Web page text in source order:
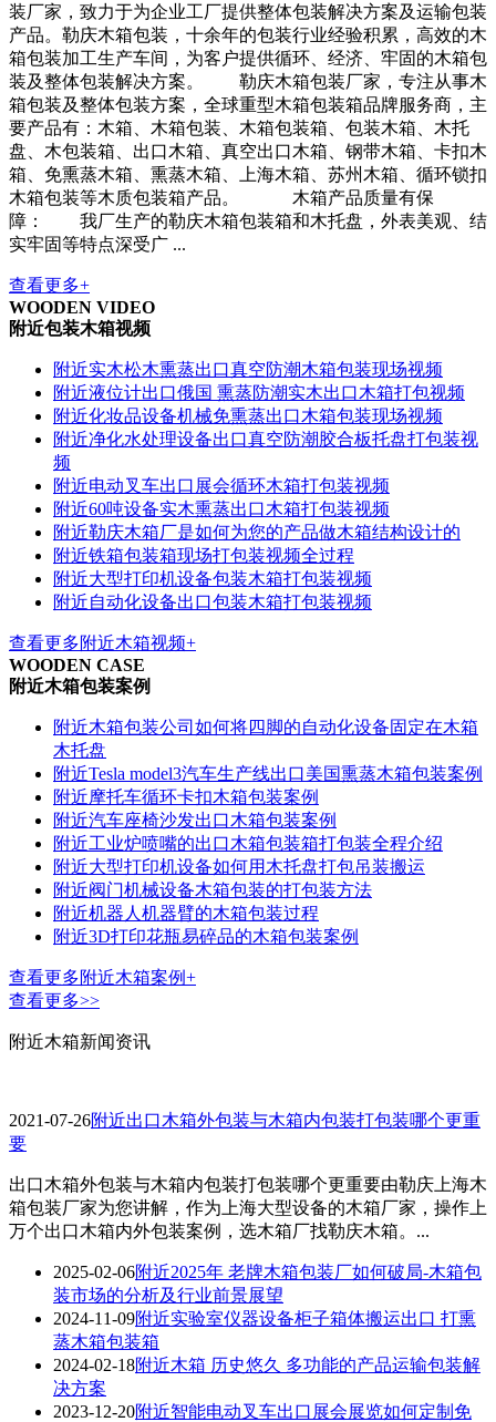
装厂家，致力于为企业工厂提供整体包装解决方案及运输包装
产品。勒庆木箱包装，十余年的包装行业经验积累，高效的木
箱包装加工生产车间，为客户提供循环、经济、牢固的木箱包
装及整体包装解决方案。 勒庆木箱包装厂家，专注从事木
箱包装及整体包装方案，全球重型木箱包装箱品牌服务商，主
要产品有：木箱、木箱包装、木箱包装箱、包装木箱、木托
盘、木包装箱、出口木箱、真空出口木箱、钢带木箱、卡扣木
箱、免熏蒸木箱、熏蒸木箱、上海木箱、苏州木箱、循环锁扣
木箱包装等木质包装箱产品。 木箱产品质量有保
障： 我厂生产的勒庆木箱包装箱和木托盘，外表美观、结
实牢固等特点深受广 ...
查看更多+
WOODEN VIDEO
附近包装木箱视频
附近实木松木熏蒸出口真空防潮木箱包装现场视频
附近液位计出口俄国 熏蒸防潮实木出口木箱打包视频
附近化妆品设备机械免熏蒸出口木箱包装现场视频
附近净化水处理设备出口真空防潮胶合板托盘打包装视
频
附近电动叉车出口展会循环木箱打包装视频
附近60吨设备实木熏蒸出口木箱打包装视频
附近勒庆木箱厂是如何为您的产品做木箱结构设计的
附近铁箱包装箱现场打包装视频全过程
附近大型打印机设备包装木箱打包装视频
附近自动化设备出口包装木箱打包装视频
查看更多附近木箱视频+
WOODEN CASE
附近木箱包装案例
附近木箱包装公司如何将四脚的自动化设备固定在木箱
木托盘
附近Tesla model3汽车生产线出口美国熏蒸木箱包装案例
附近摩托车循环卡扣木箱包装案例
附近汽车座椅沙发出口木箱包装案例
附近工业炉喷嘴的出口木箱包装箱打包装全程介绍
附近大型打印机设备如何用木托盘打包吊装搬运
附近阀门机械设备木箱包装的打包装方法
附近机器人机器臂的木箱包装过程
附近3D打印花瓶易碎品的木箱包装案例
查看更多附近木箱案例+
查看更多>>
附近木箱新闻资讯
2021-07-26附近出口木箱外包装与木箱内包装打包装哪个更重
要
出口木箱外包装与木箱内包装打包装哪个更重要由勒庆上海木
箱包装厂家为您讲解，作为上海大型设备的木箱厂家，操作上
万个出口木箱内外包装案例，选木箱厂找勒庆木箱。...
2025-02-06附近2025年 老牌木箱包装厂如何破局-木箱包
装市场的分析及行业前景展望
2024-11-09附近实验室仪器设备柜子箱体搬运出口 打熏
蒸木箱包装箱
2024-02-18附近木箱 历史悠久 多功能的产品运输包装解
决方案
2023-12-20附近智能电动叉车出口展会展览如何定制免